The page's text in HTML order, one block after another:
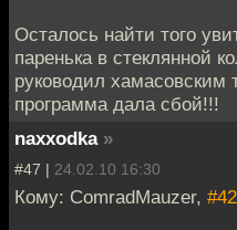
Осталось найти того
паренька в стеклянной
руководил
программа дала сбой!!!
naxxodka »
#47 | 24.02.10 16:30
Кому: ComradMauzer, #42